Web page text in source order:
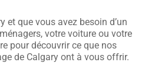
et que vous avez besoin d’un
votre voiture ou votre
pour découvrir ce que nos
de Calgary ont à vous offrir.